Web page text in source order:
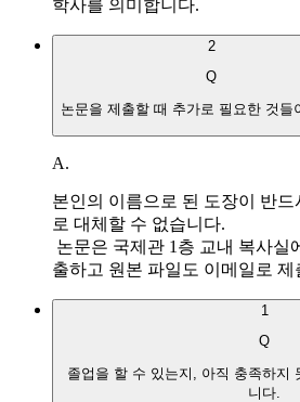
학사를 의미합니다.
2
Q
논문을 제출할 때 추가로 필요한 것들
A.
본인의 이름으로 된 도장이 반
로 대체할 수 없습니다.
논문은 국제관 1 층 교내 복사실
출하고 원본 파일도 이메일로 제
1
Q
졸업을 할 수 있는지, 아직 충족하지
니다.